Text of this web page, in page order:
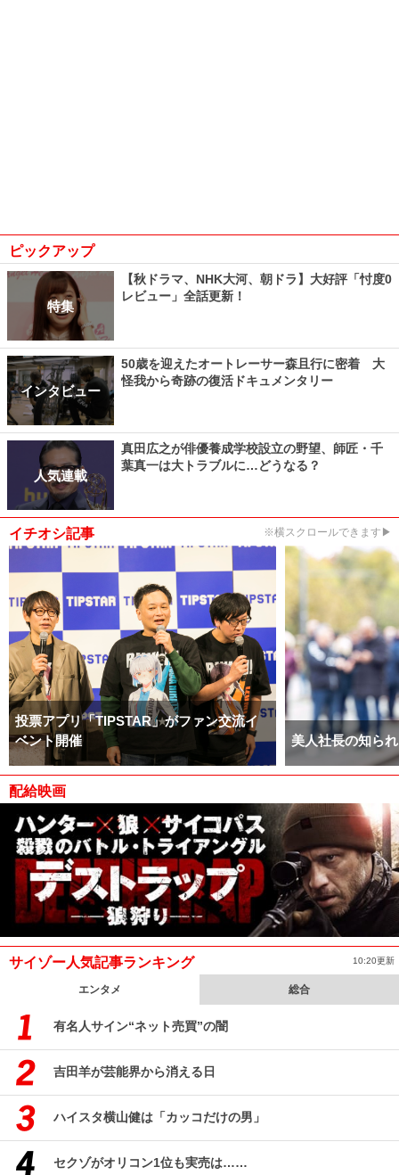
ピックアップ
特集
【秋ドラマ、NHK大河、朝ドラ】大好評「忖度0
レビュー」全話更新！
インタビュー
50歳を迎えたオートレーサー森且行に密着 大
怪我から奇跡の復活ドキュメンタリー
人気連載
真田広之が俳優養成学校設立の野望、師匠・千
葉真一は大トラブルに…どうなる？
イチオシ記事 ※横スクロールできます▶
投票アプリ「TIPSTAR」がファン交流イ
ベント開催
美人社長の知ら
配給映画
サイゾー人気記事ランキング 10:20更新
エンタメ 総合
有名人サイン“ネット売買”の闇
吉田羊が芸能界から消える日
ハイスタ横山健は「カッコだけの男」
セクゾがオリコン1位も実売は……